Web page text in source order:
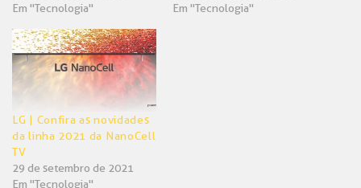
Em "Tecnologia"
Em "Tecnologia"
LG | Confira as novidades
da linha 2021 da NanoCell
TV
29 de setembro de 2021
Em "Tecnologia"